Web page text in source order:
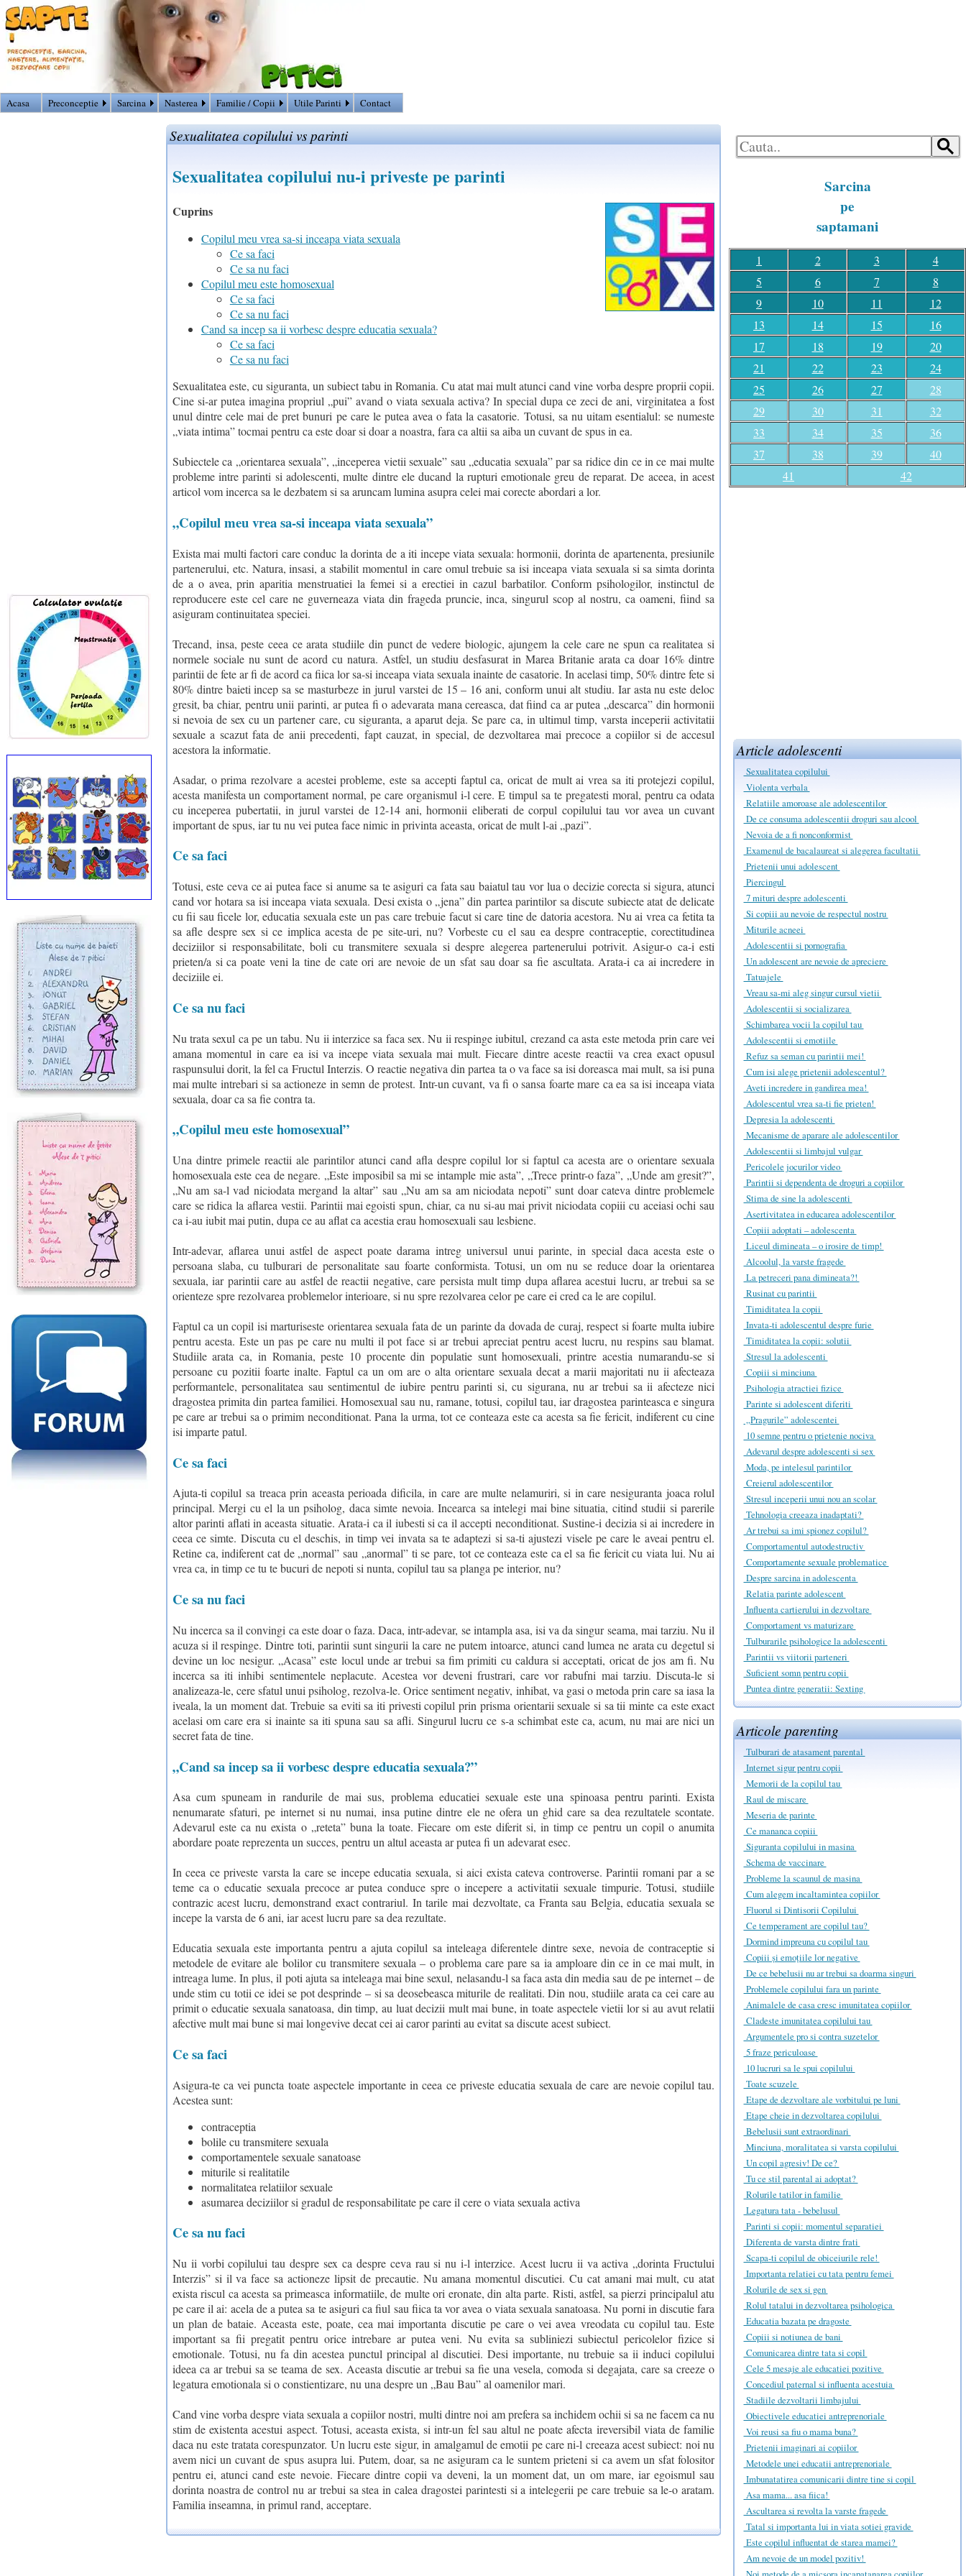
Acasa Preconceptie Sarcina Nasterea Familie / Copii Utile Parinti Contact
Sarcina
pe
saptamani
1 2 3
4
5
6 7
8
9
10 11
12
13
14 15
16
17
18 19
20
21
22 23
24
25
26 27
28
29
30 31
32
33
34 35
36
37
38 39
40
41
42
Article adolescenti
Sexualitatea copilului
Violenta verbala
Relatiile amoroase ale adolescentilor
De ce consuma adolescentii droguri sau alcool
Nevoia de a fi nonconformist
Examenul de bacalaureat si alegerea facultatii
Prietenii unui adolescent
Piercingul
7 mituri despre adolescenti
Si copiii au nevoie de respectul nostru
Miturile acneei
Adolescentii si pornografia
Un adolescent are nevoie de apreciere
Tatuajele
Vreau sa-mi aleg singur cursul vietii
Adolescentii si socializarea
Schimbarea vocii la copilul tau
Adolescentii si emotiile
Refuz sa seman cu parintii mei!
Cum isi alege prietenii adolescentul?
Aveti incredere in gandirea mea!
Adolescentul vrea sa-ti fie prieten!
Depresia la adolescenti
Mecanisme de aparare ale adolescentilor
Adolescentii si limbajul vulgar
Pericolele jocurilor video
Parintii si dependenta de droguri a copiilor
Stima de sine la adolescenti
Asertivitatea in educarea adolescentilor
Copiii adoptati – adolescenta
Liceul dimineata – o irosire de timp!
Alcoolul, la varste fragede
La petreceri pana dimineata?!
Rusinat cu parintii
Timiditatea la copii
Invata-ti adolescentul despre furie
Timiditatea la copii: solutii
Stresul la adolescenti
Copiii si minciuna
Psihologia atractiei fizice
Parinte si adolescent diferiti
„Pragurile” adolescentei
10 semne pentru o prietenie nociva
Adevarul despre adolescenti si sex
Moda, pe intelesul parintilor
Creierul adolescentilor
Stresul inceperii unui nou an scolar
Tehnologia creeaza inadaptati?
Ar trebui sa imi spionez copilul?
Comportamentul autodestructiv
Comportamente sexuale problematice
Despre sarcina in adolescenta
Relatia parinte adolescent
Influenta cartierului in dezvoltare
Comportament vs maturizare
Tulburarile psihologice la adolescenti
Parintii vs viitorii parteneri
Suficient somn pentru copii
Puntea dintre generatii: Sexting
Articole parenting
Tulburari de atasament parental
Internet sigur pentru copii
Memorii de la copilul tau
Raul de miscare
Meseria de parinte
Ce mananca copiii
Siguranta copilului in masina
Schema de vaccinare
Probleme la scaunul de masina
Cum alegem incaltamintea copiilor
Fluorul si Dintisorii Copilului
Ce temperament are copilul tau?
Dormind impreuna cu copilul tau
Copiii și emoțiile lor negative
De ce bebelusii nu ar trebui sa doarma singuri
Problemele copilului fara un parinte
Animalele de casa cresc imunitatea copiilor
Cladeste imunitatea copilului tau
Argumentele pro si contra suzetelor
5 fraze periculoase
10 lucruri sa le spui copilului
Toate scuzele
Etape de dezvoltare ale vorbitului pe luni
Etape cheie in dezvoltarea copilului
Bebelusii sunt extraordinari
Minciuna, moralitatea si varsta copilului
Un copil agresiv! De ce?
Tu ce stil parental ai adoptat?
Rolurile tatilor in familie
Legatura tata - bebelusul
Parinti si copii: momentul separatiei
Diferenta de varsta dintre frati
Scapa-ti copilul de obiceiurile rele!
Importanta relatiei cu tata pentru femei
Rolurile de sex si gen
Rolul tatalui in dezvoltarea psihologica
Educatia bazata pe dragoste
Copiii si notiunea de bani
Comunicarea dintre tata si copil
Cele 5 mesaje ale educatiei pozitive
Concediul paternal si influenta acestuia
Stadiile dezvoltarii limbajului
Obiectivele educatiei antreprenoriale
Voi reusi sa fiu o mama buna?
Prietenii imaginari ai copiilor
Metodele unei educatii antreprenoriale
Imbunatatirea comunicarii dintre tine si copil
Asa mama... asa fiica!
Ascultarea si revolta la varste fragede
Tatal si importanta lui in viata sotiei gravide
Este copilul influentat de starea mamei?
Am nevoie de un model pozitiv!
Sexualitatea copilului vs parinti
Sexualitatea copilului nu-i priveste pe parinti
Cuprins
Copilul meu vrea sa-si inceapa viata sexuala
Ce sa faci
Ce sa nu faci
Copilul meu este homosexual
Ce sa faci
Ce sa nu faci
Cand sa incep sa ii vorbesc despre educatia sexuala?
Ce sa faci
Ce sa nu faci
Sexualitatea este, cu siguranta, un subiect tabu in Romania. Cu atat mai mult atunci cand vine vorba despre proprii copii.
Cine si-ar putea imagina propriul „pui” avand o viata sexuala activa? In special dupa ce zeci de ani, virginitatea a fost
unul dintre cele mai de pret bunuri pe care le putea avea o fata la casatorie. Totusi, sa nu uitam esentialul: se numeste
„viata intima” tocmai pentru ca este doar si doar a noastra, fara ca altii sa aiba un cuvant de spus in ea.
Subiectele ca „orientarea sexuala”, „inceperea vietii sexuale” sau „educatia sexuala” par sa ridice din ce in ce mai multe
probleme intre parinti si adolescenti, multe dintre ele ducand la rupturi emotionale greu de reparat. De aceea, in acest
articol vom incerca sa le dezbatem si sa aruncam lumina asupra celei mai corecte abordari a lor.
„Copilul meu vrea sa-si inceapa viata sexuala”
Exista mai multi factori care conduc la dorinta de a iti incepe viata sexuala: hormonii, dorinta de apartenenta, presiunile
partenerului, etc. Natura, insasi, a stabilit momentul in care omul trebuie sa isi inceapa viata sexuala si sa simta dorinta
de a o avea, prin aparitia menstruatiei la femei si a erectiei in cazul barbatilor. Conform psihologilor, instinctul de
reproducere este cel care ne guverneaza viata din frageda pruncie, inca, singurul scop al nostru, ca oameni, fiind sa
asiguram continuitatea speciei.
Trecand, insa, peste ceea ce arata studiile din punct de vedere biologic, ajungem la cele care ne spun ca realitatea si
normele sociale nu sunt de acord cu natura. Astfel, un studiu desfasurat in Marea Britanie arata ca doar 16% dintre
parintii de fete ar fi de acord ca fiica lor sa-si inceapa viata sexuala inainte de casatorie. In acelasi timp, 50% dintre fete si
80% dintre baieti incep sa se masturbeze in jurul varstei de 15 – 16 ani, conform unui alt studiu. Iar asta nu este deloc
gresit, ba chiar, pentru unii parinti, ar putea fi o adevarata mana cereasca, dat fiind ca ar putea „descarca” din hormonii
si nevoia de sex cu un partener care, cu siguranta, a aparut deja. Se pare ca, in ultimul timp, varsta inceperii activitatii
sexuale a scazut fata de anii precedenti, fapt cauzat, in special, de dezvoltarea mai precoce a copiilor si de accesul
acestora la informatie.
Asadar, o prima rezolvare a acestei probleme, este sa accepti faptul ca, oricat de mult ai vrea sa iti protejezi copilul,
acesta manifesta un comportament normal, pe care organismul i-l cere. E timpul sa te pregatesti moral, pentru ca odata
cu inceperea pubertatii, in jurul varstei de 12-14 ani, hormonii eliberati de corpul copilului tau vor avea un cuvant
important de spus, iar tu nu vei putea face nimic in privinta aceasta, oricat de mult l-ai „pazi”.
Ce sa faci
Totusi, este ceva ce ai putea face si anume sa te asiguri ca fata sau baiatul tau vor lua o decizie corecta si sigura, atunci
cand vor hotara sa isi inceapa viata sexuala. Desi exista o „jena” din partea parintilor sa discute subiecte atat de delicate
cu fii sau ficele lor, educatia sexuala este un pas care trebuie facut si care tine de datoria acestora. Nu ai vrea ca fetita ta
sa afle despre sex si ce implica acesta de pe site-uri, nu? Vorbeste cu el sau ea despre contraceptie, corectitudinea
deciziilor si responsabilitate, boli cu transmitere sexuala si despre alegerea partenerului potrivit. Asigur-o ca-i esti
prieten/a si ca poate veni la tine de cate ori are nevoie de un sfat sau doar sa fie ascultata. Arata-i ca ai incredere in
deciziile ei.
Ce sa nu faci
Nu trata sexul ca pe un tabu. Nu ii interzice sa faca sex. Nu ii respinge iubitul, crezand ca asta este metoda prin care vei
amana momentul in care ea isi va incepe viata sexuala mai mult. Fiecare dintre aceste reactii va crea exact opusul
raspunsului dorit, la fel ca Fructul Interzis. O reactie negativa din partea ta o va face sa isi doreasca mai mult, sa isi puna
mai multe intrebari si sa actioneze in semn de protest. Intr-un cuvant, va fi o sansa foarte mare ca ea sa isi inceapa viata
sexuala, doar ca sa fie contra ta.
„Copilul meu este homosexual”
Una dintre primele reactii ale parintilor atunci cand afla despre copilul lor si faptul ca acesta are o orientare sexuala
homosexuala este cea de negare. „Este imposibil sa mi se intample mie asta”, „Trece printr-o faza”, „Unde am gresit?”,
„Nu am sa-l vad niciodata mergand la altar” sau „Nu am sa am niciodata nepoti” sunt doar cateva dintre problemele
care se ridica la aflarea vestii. Parintii mai egoisti spun, chiar, ca nu si-au mai privit niciodata copiii cu aceiasi ochi sau
ca i-au iubit mai putin, dupa ce au aflat ca acestia erau homosexuali sau lesbiene.
Intr-adevar, aflarea unui astfel de aspect poate darama intreg universul unui parinte, in special daca acesta este o
persoana slaba, cu tulburari de personalitate sau foarte conformista. Totusi, un om nu se reduce doar la orientarea
sexuala, iar parintii care au astfel de reactii negative, care persista mult timp dupa aflarea acestui lucru, ar trebui sa se
orienteze spre rezolvarea problemelor interioare, si nu spre rezolvarea celor pe care ei cred ca le are copilul.
Faptul ca un copil isi marturiseste orientarea sexuala fata de un parinte da dovada de curaj, respect si foarte multa iubire
pentru acesta. Este un pas pe care nu multi il pot face si ar trebui apreciat pentru acest lucru, nu respins sau blamat.
Studiile arata ca, in Romania, peste 10 procente din populatie sunt homosexuali, printre acestia numarandu-se si
persoane cu pozitii foarte inalte. Faptul ca un om are o alta orientare sexuala decat a marii majoritati nu ii afecteaza
performantele, personalitatea sau sentimentul de iubire pentru parinti si, cu sigurana, nu ar trebui sa ii afecteze nici
dragostea primita din partea familiei. Homosexual sau nu, ramane, totusi, copilul tau, iar dragostea parinteasca e singura
pe care ar trebui sa o primim neconditionat. Pana la urma, tot ce conteaza este ca acesta sa fie fericit, indiferent cu cine
isi imparte patul.
Ce sa faci
Ajuta-ti copilul sa treaca prin aceasta perioada dificila, in care are multe nelamuriri, si in care nesiguranta joaca rolul
principal. Mergi cu el la un psiholog, daca simte nevoia. Incearca sa intelegi mai bine situatia, citind studii si parerile
altor parinti aflati in aceasta situatie. Arata-i ca il iubesti si ca il accepti neconditionat. Sustine-i decizia si ai incredere in
ceea ce simte. Discuta cu el deschis, in timp vei invata sa te adaptezi si sa-ti ajustezi visele pe care le aveai pentru el.
Retine ca, indiferent cat de „normal” sau „anormal” ti se pare, tot ce conteaza este ca el sa fie fericit cu viata lui. Nu ai
vrea ca, in timp ce tu te bucuri de nepoti si nunta, copilul tau sa planga pe interior, nu?
Ce sa nu faci
Nu incerca sa il convingi ca este doar o faza. Daca, intr-adevar, se intampla asa, isi va da singur seama, mai tarziu. Nu il
acuza si il respinge. Dintre toti, parintii sunt singurii la care ne putem intoarce, atunci cand lumea ne arata cu degetul si
devine un loc nesigur. „Acasa” este locul unde ar trebui sa fim primiti cu caldura si acceptati, oricat de jos am fi. Nu
incerca sa iti inhibi sentimentele neplacute. Acestea vor deveni frustrari, care vor rabufni mai tarziu. Discuta-le si
analizeaza-le, cere sfatul unui psiholog, rezolva-le. Orice sentiment negativ, inhibat, va gasi o metoda prin care sa iasa la
iveala, la un moment dat. Trebuie sa eviti sa iti privesti copilul prin prisma orientarii sexuale si sa tii minte ca este exact
acelasi om care era si inainte sa iti spuna sau sa afli. Singurul lucru ce s-a schimbat este ca, acum, nu mai are nici un
secret fata de tine.
„Cand sa incep sa ii vorbesc despre educatia sexuala?”
Asa cum spuneam in randurile de mai sus, problema educatiei sexuale este una spinoasa pentru parinti. Exista
nenumarate sfaturi, pe internet si nu numai, insa putine dintre ele ne ofera un ghid care sa dea rezultatele scontate.
Adevarul este ca nu exista o „reteta” buna la toate. Fiecare om este diferit si, in timp ce pentru un copil o anumita
abordare poate reprezenta un succes, pentru un altul aceasta ar putea fi un adevarat esec.
In ceea ce priveste varsta la care se incepe educatia sexuala, si aici exista cateva controverse. Parintii romani par a se
teme ca o educatie sexuala precoce ar putea conduce spre o incepere a activitatii sexuale timpurie. Totusi, studiile
contrazic acest lucru, demonstrand exact contrariul. In tarile mai dezvoltate, ca Franta sau Belgia, educatia sexuala se
incepe la varsta de 6 ani, iar acest lucru pare sa dea rezultate.
Educatia sexuala este importanta pentru a ajuta copilul sa inteleaga diferentele dintre sexe, nevoia de contraceptie si
metodele de evitare ale bolilor cu transmitere sexuala – o problema care pare sa ia amploare din ce in ce mai mult, in
intreaga lume. In plus, il poti ajuta sa inteleaga mai bine sexul, nelasandu-l sa faca asta din media sau de pe internet – de
unde stim cu totii ce idei se pot desprinde – si sa deosebeasca miturile de realitati. Din nou, studiile arata ca cei care au
primit o educatie sexuala sanatoasa, din timp, au luat decizii mult mai bune, in toate aspectele vietii lor si au avut relatii
afective mult mai bune si mai longevive decat cei ai caror parinti au evitat sa discute acest subiect.
Ce sa faci
Asigura-te ca vei puncta toate aspectele importante in ceea ce priveste educatia sexuala de care are nevoie copilul tau.
Acestea sunt:
contraceptia
bolile cu transmitere sexuala
comportamentele sexuale sanatoase
miturile si realitatile
normalitatea relatiilor sexuale
asumarea deciziilor si gradul de responsabilitate pe care il cere o viata sexuala activa
Ce sa nu faci
Nu ii vorbi copilului tau despre sex ca despre ceva rau si nu i-l interzice. Acest lucru ii va activa „dorinta Fructului
Interzis” si il va face sa actioneze lipsit de precautie. Nu amana momentul discutiei. Cu cat amani mai mult, cu atat
exista riscul ca acesta sa primeasca informatiile, de multe ori eronate, din alta parte. Risti, astfel, sa pierzi principalul atu
pe care il ai: acela de a putea sa te asiguri ca fiul sau fiica ta vor avea o viata sexuala sanatoasa. Nu porni in discutie fara
un plan de bataie. Aceasta este, poate, cea mai importanta discutie pe care o vei avea vreodata cu copilul tau. Este
important sa fii pregatit pentru orice intrebare ar putea veni. Nu evita sa subliniezi subiectul pericolelor fizice si
emotionale. Totusi, nu fa din acestea punctul principal al discutiei. Desi importante, nu trebuie sa ii induci copilului
ideea ca ar trebui sa se teama de sex. Aceasta discutie ar trebui sa fie una vesela, comoda si degajata, care sa creeze o
legatura emotionala si o constientizare, nu una despre un „Bau Bau” al oamenilor mari.
Cand vine vorba despre viata sexuala a copiilor nostri, multi dintre noi am prefera sa inchidem ochii si sa ne facem ca nu
stim de existenta acestui aspect. Totusi, aceasta exista, si intr-un fel sau altul ne poate afecta ireversibil viata de familie
daca nu este tratata corespunzator. Un lucru este sigur, in amalgamul de emotii pe care ni-l creeaza acest subiect: noi nu
avem nici un cuvant de spus asupra lui. Putem, doar, sa ne asiguram ca le suntem prieteni si ca avem un sfat folositor
pentru ei, atunci cand este nevoie. Fiecare dintre copii va deveni, la un moment dat, un om mare, iar egoismul sau
dorinta noastra de control nu ar trebui sa stea in calea dragostei parintesti si a intelegerii pe care trebuie sa le-o aratam.
Familia inseamna, in primul rand, acceptare.